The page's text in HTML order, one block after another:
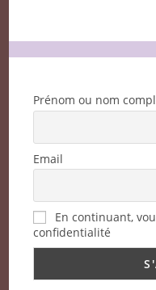
Prénom ou nom
Email
En continuant,
confidentialité